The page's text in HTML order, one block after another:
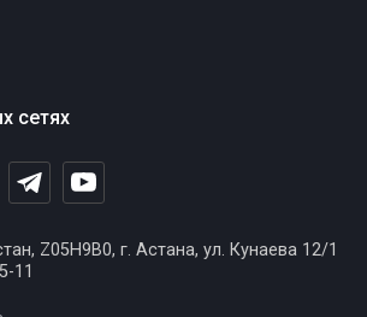
сетях
Z05H9B0, г. Астана, ул. Кунаева 12/1
11